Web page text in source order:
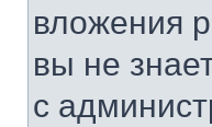
вложения
вы не
с